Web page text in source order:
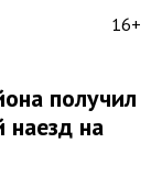
16+
получил
наезд на